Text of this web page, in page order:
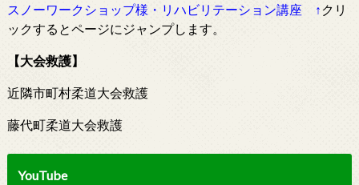
スノーワークショップ様・リハビリテーション講座 ↑ クリ
ックするとページにジャンプします。
【大会救護】
近隣市町村柔道大会救護
藤代町柔道大会救護
YouTube